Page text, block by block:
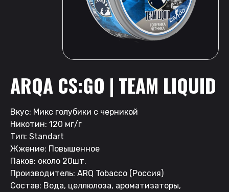
ARQA CS:GO | TEAM LIQUID
Вкус: Микс голубики с черникой
Никотин: 120 мг/г
Тип: Standart
Жжение: Повышенное
Паков: около 20шт.
Производитель: ARQ Tobacco (Россия)
Состав: Вода, целлюлоза, ароматизаторы,